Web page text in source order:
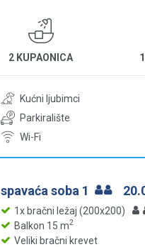
2 KUPAONICA
Kućni ljubimci
Parkiralište
Wi-Fi
spavaća soba 1
1x bračni ležaj (200x200)
Balkon 15 m2
Veliki bračni krevet